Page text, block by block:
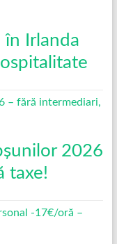
Irlanda
2026
taxe!